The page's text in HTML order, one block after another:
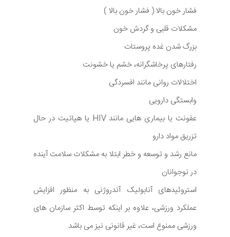
فشار خون بالا ( فشار خون بالا )
مشکلات قلبی و گردش خون
بزرگ شدن غده پروستات
رفتارهای پرخاشگرانه، خشم یا خشونت
اختلالات روانی مانند افسردگی
وابستگی دارویی
عفونت یا بیماری هایی مانند HIV یا هپاتیت در حال
تزریق مواد دارو
مانع رشد و توسعه و خطر ابتلا به مشکلات سلامت آینده
در نوجوانان
استروئیدهای آنابولیک آندروژنی به منظور افزایش
عملکرد ورزشی، علاوه بر اینکه توسط اکثر سازمان های
ورزشی ممنوع است، غیر قانونی نیز می باشد